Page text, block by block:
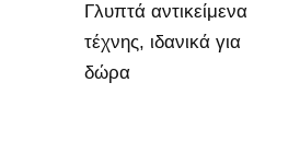
Γλυπτά αντικείμενα
τέχνης, ιδανικά για
δώρα